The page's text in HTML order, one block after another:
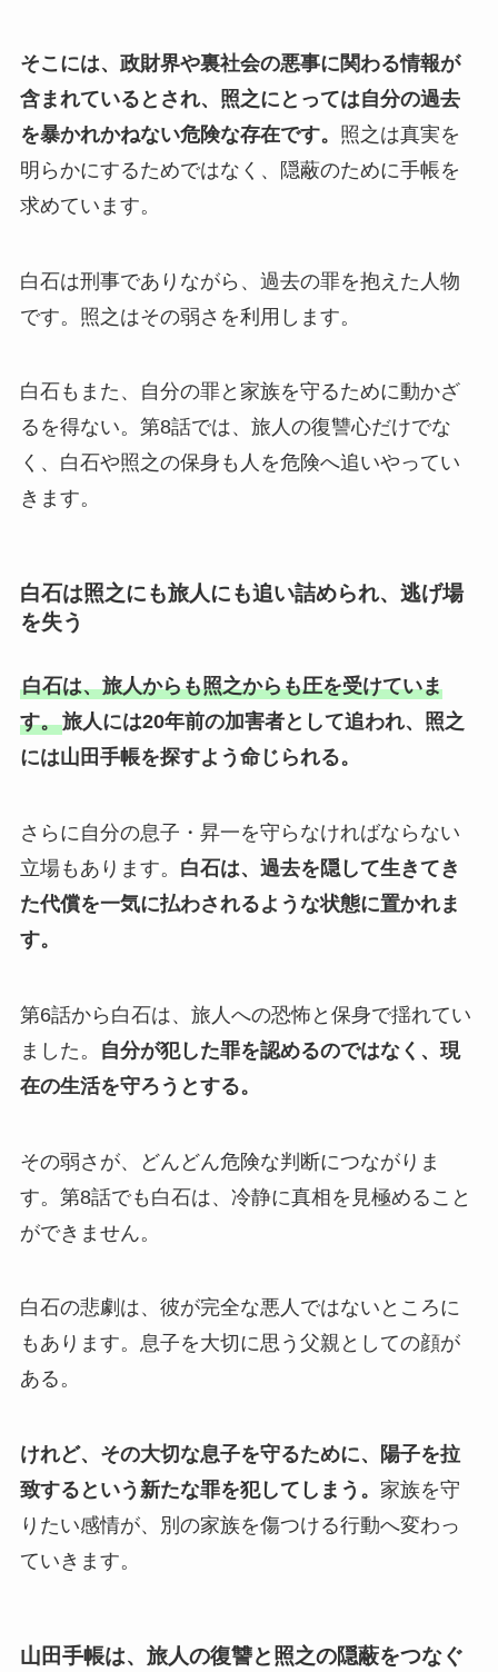
そこには、政財界や裏社会の悪事に関わる情報が
含まれているとされ、照之にとっては自分の過去
を暴かれかねない危険な存在です。 照之は真実を
明らかにするためではなく、隠蔽のために手帳を
求めています。
白石は刑事でありながら、過去の罪を抱えた人物
です。照之はその弱さを利用します。
白石もまた、自分の罪と家族を守るために動かざ
るを得ない。第8話では、旅人の復讐心だけでな
く、白石や照之の保身も人を危険へ追いやってい
きます。
白石は照之にも旅人にも追い詰められ、逃げ場
を失う
白石は、旅人からも照之からも圧を受けていま
す。旅人には20年前の加害者として追われ、照之
には山田手帳を探すよう命じられる。
さらに自分の息子・昇一を守らなければならない
立場もあります。 白石は、過去を隠して生きてき
た代償を一気に払わされるような状態に置かれま
す。
第6話から白石は、旅人への恐怖と保身で揺れてい
ました。
自分が犯した罪を認めるのではなく、現
在の生活を守ろうとする。
その弱さが、どんどん危険な判断につながりま
す。第8話でも白石は、冷静に真相を見極めること
ができません。
白石の悲劇は、彼が完全な悪人ではないところに
もあります。息子を大切に思う父親としての顔が
ある。
けれど、その大切な息子を守るために、陽子を拉
致するという新たな罪を犯してしまう。 家族を守
りたい感情が、別の家族を傷つける行動へ変わっ
ていきます。
山田手帳は、旅人の復讐と照之の隠蔽をつなぐ